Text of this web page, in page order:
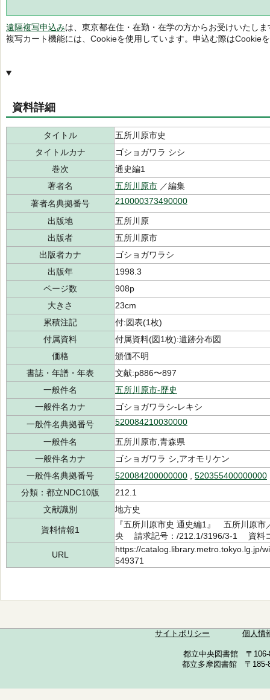
遠隔複写申込みは、東京都在住・在勤・在学の方からお受けいたしま
複写カート機能には、Cookieを使用しています。申込む際はCookie
資料詳細
タイトル
五所川原市史
タイトルカナ
ゴショガワラ シシ
巻次
通史編1
著者名
五所川原市 ／編集
著者名典拠番号
210000373490000
出版地
五所川原
出版者
五所川原市
出版者カナ
ゴショガワラシ
出版年
1998.3
ページ数
908p
大きさ
23cm
累積注記
付:図表(1枚)
付属資料
付属資料(図1枚):遺跡分布図
価格
頒価不明
書誌・年譜・年表
文献:p886〜897
一般件名
五所川原市-歴史
一般件名カナ
ゴショガワラシ-レキシ
一般件名典拠番号
520084210030000
一般件名
五所川原市,青森県
一般件名カナ
ゴショガワラ シ,アオモリケン
一般件名典拠番号
520084200000000
520355400000000
分類：都立NDC10版
212.1
文献識別
地方史
資料情報1
『五所川原市史 通史編1』 五所川原
央 請求記号：/212.1/3196/3-1 資料
URL
https://catalog.library.metro.tokyo.lg.jp/
549371
サイトポリシー 個人情
都立中央図書館 〒
都立多摩図書館 〒185-